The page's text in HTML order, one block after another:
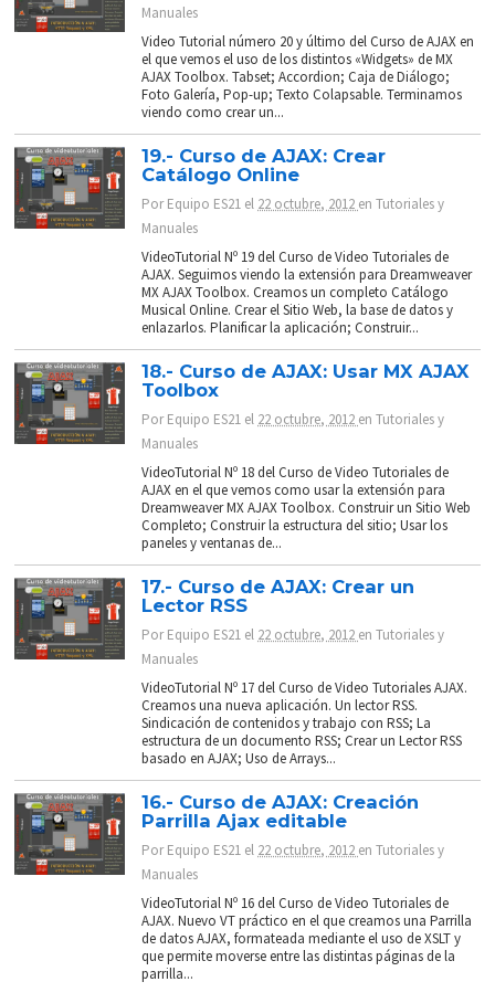
Manuales
Video Tutorial número 20 y último del Curso de AJAX en
el que vemos el uso de los distintos «Widgets» de MX
AJAX Toolbox. Tabset; Accordion; Caja de Diálogo;
Foto Galería, Pop-up; Texto Colapsable. Terminamos
viendo como crear un...
19.- Curso de AJAX: Crear
Catálogo Online
PorEquipo ES21 el 22 octubre, 2012 enTutoriales y
Manuales
VideoTutorial Nº 19 del Curso de Video Tutoriales de
AJAX. Seguimos viendo la extensión para Dreamweaver
MX AJAX Toolbox. Creamos un completo Catálogo
Musical Online. Crear el Sitio Web, la base de datos y
enlazarlos. Planificar la aplicación; Construir...
18.- Curso de AJAX: Usar MX AJAX
Toolbox
PorEquipo ES21 el 22 octubre, 2012 enTutoriales y
Manuales
VideoTutorial Nº 18 del Curso de Video Tutoriales de
AJAX en el que vemos como usar la extensión para
Dreamweaver MX AJAX Toolbox. Construir un Sitio Web
Completo; Construir la estructura del sitio; Usar los
paneles y ventanas de...
17.- Curso de AJAX: Crear un
Lector RSS
PorEquipo ES21 el 22 octubre, 2012 enTutoriales y
Manuales
VideoTutorial Nº 17 del Curso de Video Tutoriales AJAX.
Creamos una nueva aplicación. Un lector RSS.
Sindicación de contenidos y trabajo con RSS; La
estructura de un documento RSS; Crear un Lector RSS
basado en AJAX; Uso de Arrays...
16.- Curso de AJAX: Creación
Parrilla Ajax editable
PorEquipo ES21 el 22 octubre, 2012 enTutoriales y
Manuales
VideoTutorial Nº 16 del Curso de Video Tutoriales de
AJAX. Nuevo VT práctico en el que creamos una Parrilla
de datos AJAX, formateada mediante el uso de XSLT y
que permite moverse entre las distintas páginas de la
parrilla...